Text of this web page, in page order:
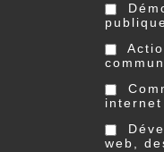
internet
web,